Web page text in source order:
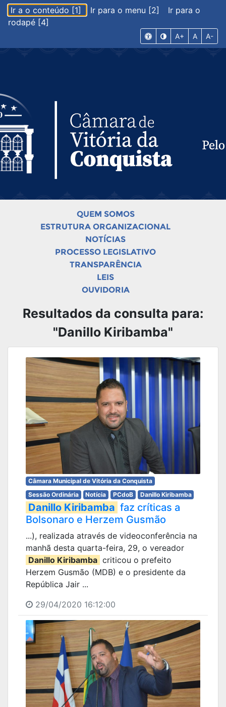
Ir a o conteúdo [1] Ir para o menu [2]
Ir para o
rodapé [4]
A+ A A-
QUEM SOMOS
ESTRUTURA ORGANIZACIONAL
NOTÍCIAS
PROCESSO LEGISLATIVO
TRANSPARÊNCIA
LEIS
OUVIDORIA
Resultados da consulta para:
"Danillo Kiribamba"
Câmara Municipal de Vitória da Conquista
Sessão Ordinária
Notícia PCdoB Danillo Kiribamba
Danillo Kiribamba faz críticas a
Bolsonaro e Herzem Gusmão
...), realizada através de videoconferência na
manhã desta quarta-feira, 29, o vereador
Danillo Kiribamba criticou o prefeito
Herzem Gusmão (MDB) e o presidente da
República Jair ...
29/04/2020 16:12:00